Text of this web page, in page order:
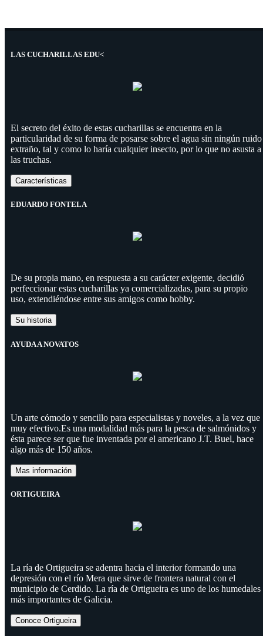
LAS CUCHARILLAS EDU<
El secreto del éxito de estas cucharillas se encuentra en la
particularidad de su forma de posarse sobre el agua sin ningún ruido
extraño, tal y como lo haría cualquier insecto, por lo que no asusta a
las truchas.
Características
EDUARDO FONTELA
De su propia mano, en respuesta a su carácter exigente, decidió
perfeccionar estas cucharillas ya comercializadas, para su propio
uso, extendiéndose entre sus amigos como hobby.
Su historia
AYUDA A NOVATOS
Un arte cómodo y sencillo para especialistas y noveles, a la vez que
muy efectivo.Es una modalidad más para la pesca de salmónidos y
ésta parece ser que fue inventada por el americano J.T. Buel, hace
algo más de 150 años.
Mas información
ORTIGUEIRA
La ría de Ortigueira se adentra hacia el interior formando una
depresión con el río Mera que sirve de frontera natural con el
municipio de Cerdido. La ría de Ortigueira es uno de los humedales
más importantes de Galicia.
Conoce Ortigueira